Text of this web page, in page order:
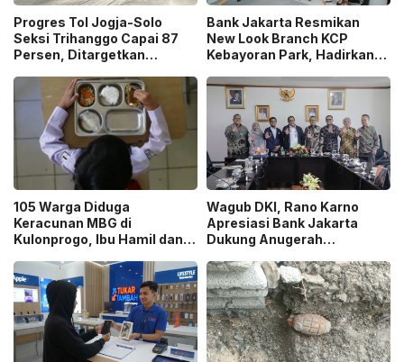
Progres Tol Jogja-Solo
Seksi Trihanggo Capai 87
Persen, Ditargetkan
Bawen Agustus 2026
Bank Jakarta Resmikan
New Look Branch KCP
Kebayoran Park, Hadirkan
Modern
105 Warga Diduga
Keracunan MBG di
Kulonprogo, Ibu Hamil dan
Terdampak
Wagub DKI, Rano Karno
Apresiasi Bank Jakarta
Dukung Anugerah
Dorong Karya Berkualitas
Sambut 5 Abad Jakarta